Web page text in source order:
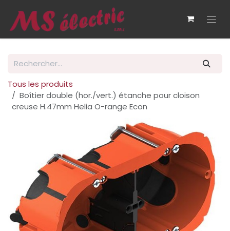
Tous les produits
Boîtier double (hor./vert.) étanche pour cloison
creuse H.47mm Helia O-range Econ